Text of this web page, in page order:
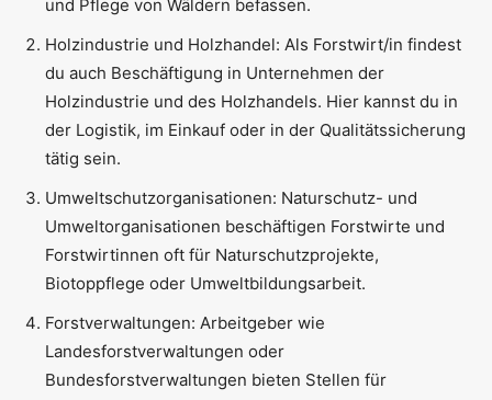
und Pflege von Wäldern befassen.
Holzindustrie und Holzhandel: Als Forstwirt/in findest
du auch Beschäftigung in Unternehmen der
Holzindustrie und des Holzhandels. Hier kannst du in
der Logistik, im Einkauf oder in der Qualitätssicherung
tätig sein.
Umweltschutzorganisationen: Naturschutz- und
Umweltorganisationen beschäftigen Forstwirte und
Forstwirtinnen oft für Naturschutzprojekte,
Biotoppflege oder Umweltbildungsarbeit.
Forstverwaltungen: Arbeitgeber wie
Landesforstverwaltungen oder
Bundesforstverwaltungen bieten Stellen für